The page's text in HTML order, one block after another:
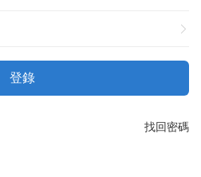
登錄
找回密碼